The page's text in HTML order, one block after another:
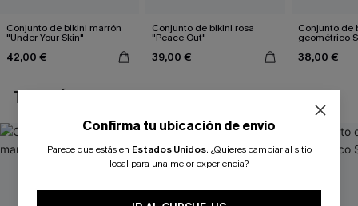
Conjunto de bikini marrón
"Under Your Skin"
42,00 €
Conjunto de bikini rosa
"Peace Out"
39,00 €
Conjunto de
geométrico
38,00 €
TAMBIÉN TE PUEDE GUSTAR
Confirma tu ubicación de envío
Parece que estás en Estados Unidos. ¿Quieres cambiar al sitio
local para una mejor experiencia?